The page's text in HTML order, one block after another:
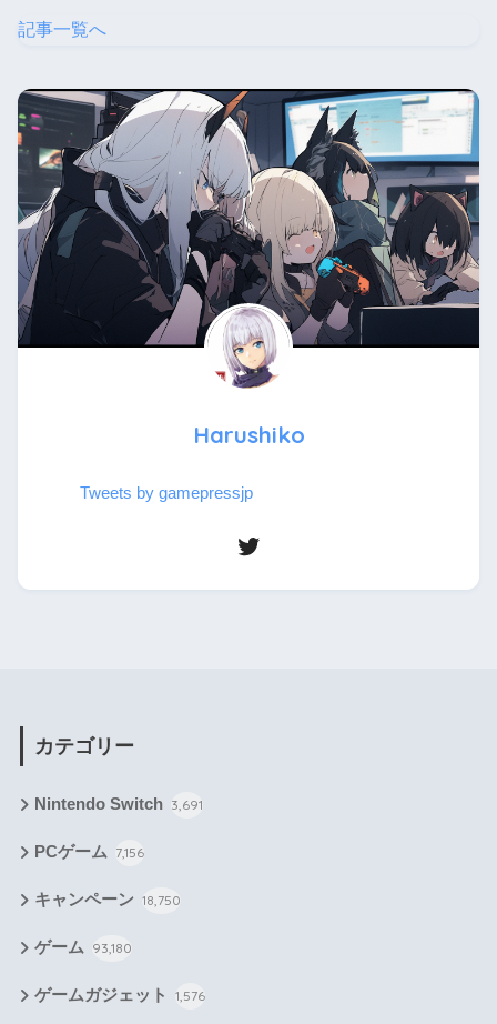
記事一覧へ
Harushiko
Tweets by gamepressjp
カテゴリー
Nintendo Switch 3,691
PCゲーム 7,156
キャンペーン 18,750
ゲーム 93,180
ゲームガジェット 1,576